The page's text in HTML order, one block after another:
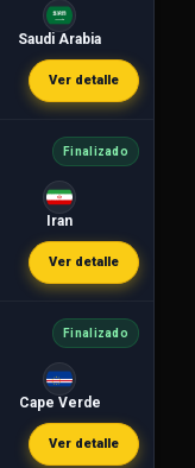
Saudi Arabia
Ver detalle
Finalizado
Iran
Ver detalle
Finalizado
Cape Verde
Ver detalle